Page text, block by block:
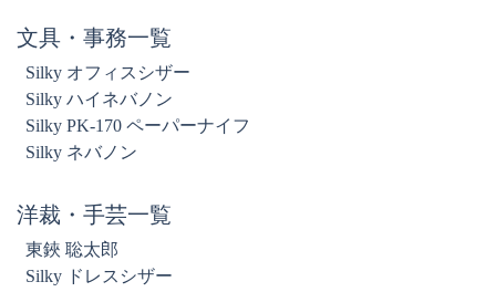
文具・事務一覧
Silky オフィスシザー
Silky ハイネバノン
Silky PK-170 ペーパーナイフ
Silky ネバノン
洋裁・手芸一覧
東鋏 聡太郎
Silky ドレスシザー